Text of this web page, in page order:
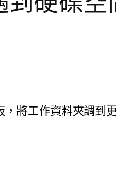
將工作資料夾調到